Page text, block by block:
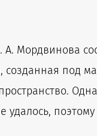
Мордвинова
созданная под
поэтому